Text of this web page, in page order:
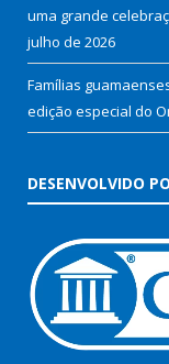
uma grande
julho de 2026
Famílias
edição especial do
DESENVOLVIDO